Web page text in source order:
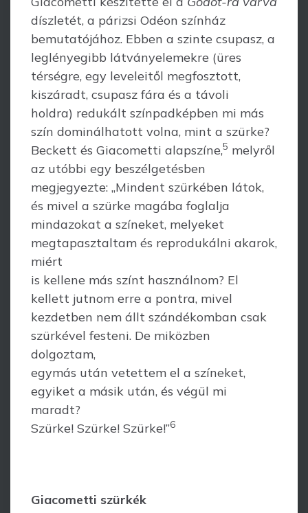
díszletét, a párizsi Odéon színház
bemutatójához. Ebben a szinte csupasz, a
leglényegibb látványelemekre (üres
térségre, egy leveleitől megfosztott,
kiszáradt, csupasz fára és a távoli
holdra) redukált színpadképben mi más
szín dominálhatott volna, mint a szürke?
Beckett és Giacometti alapszíne,5 melyről
az utóbbi egy beszélgetésben
megjegyezte: „Mindent szürkében látok,
és mivel a szürke magába foglalja
mindazokat a színeket, melyeket
megtapasztaltam és reprodukálni akarok,
miért
is kellene más színt használnom? El
kellett jutnom erre a pontra, mivel
kezdetben nem állt szándékomban csak
szürkével festeni. De miközben
dolgoztam,
egymás után vetettem el a színeket,
egyiket a másik után, és végül mi
maradt?
Szürke! Szürke! Szürke!”6
Giacometti szürkék